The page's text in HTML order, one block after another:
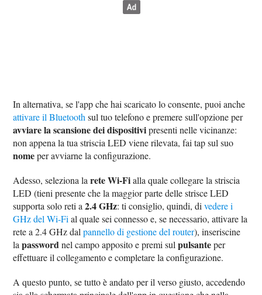
In alternativa, se l'app che hai scaricato lo consente, puoi anche
attivare il Bluetooth sul tuo telefono e premere sull'opzione per
avviare la scansione dei dispositivipresenti nelle vicinanze:
non appena la tua striscia LED viene rilevata, fai tap sul suo
nomeper avviarne la configurazione.
Adesso, seleziona larete Wi-Fialla quale collegare la striscia
LED (tieni presente che la maggior parte delle strisce LED
supporta solo reti a2.4 GHz: ti consiglio, quindi, divedere i
GHz del Wi-Fi al quale sei connesso e, se necessario, attivare la
rete a 2.4 GHz dalpannello di gestione del router), inseriscine
lapassword nel campo apposito e premi sulpulsanteper
effettuare il collegamento e completare la configurazione.
A questo punto, se tutto è andato per il verso giusto, accedendo